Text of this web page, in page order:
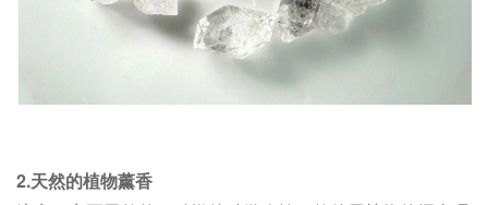
2.天然的植物薰香